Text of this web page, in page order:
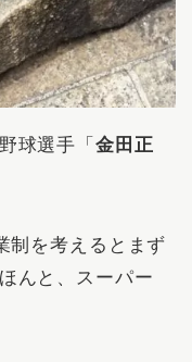
球選手「 金田正
制を考えるとまず
んと、スーパー